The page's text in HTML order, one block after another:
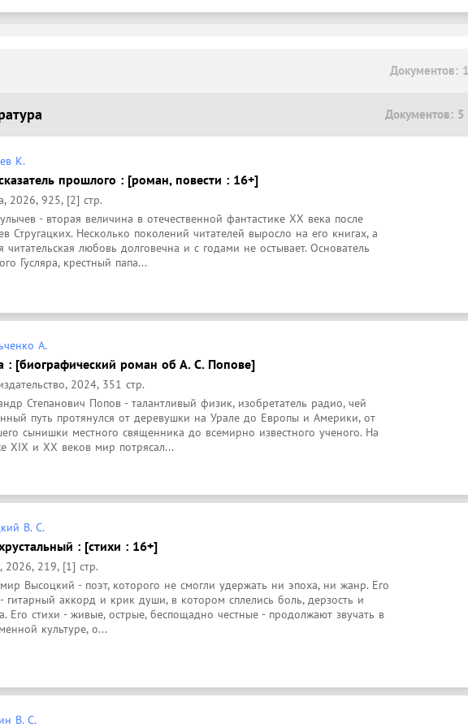
Документов:
Документов: 5
К.
прошлого : [роман, повести : 16+]
2026, 925, [2] стр.
- вторая величина в отечественной фантастике XX века после
Стругацких. Несколько поколений читателей выросло на его книгах, а
читательская любовь долговечна и с годами не остывает. Основатель
Гусляра, крестный папа...
А.
: [биографический роман об А. С. Попове]
2024, 351 стр.
Степанович Попов - талантливый физик, изобретатель радио, чей
путь протянулся от деревушки на Урале до Европы и Америки, от
сынишки местного священника до всемирно известного ученого. На
XIX и XX веков мир потрясал...
В. С.
: [стихи : 16+]
2026, 219, [1] стр.
Высоцкий - поэт, которого не смогли удержать ни эпоха, ни жанр. Его
- гитарный аккорд и крик души, в котором сплелись боль, дерзость и
Его стихи - живые, острые, беспощадно честные - продолжают звучать в
культуре, о...
В. С.